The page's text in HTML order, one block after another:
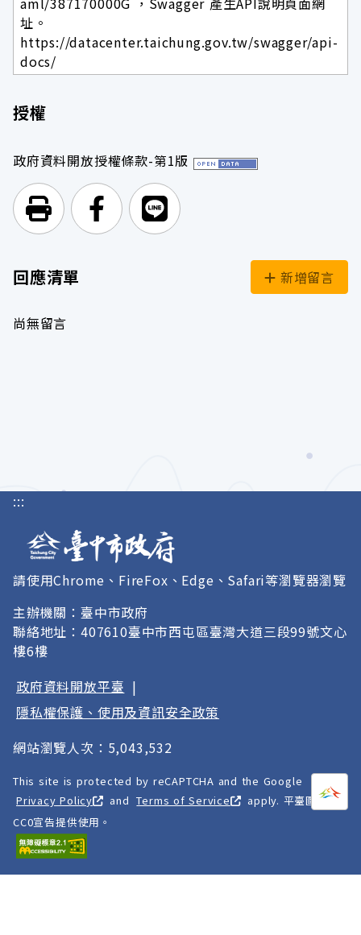
址。
https://datacenter.taichung.gov.tw/swagger/api-
docs/
授權
政府資料開放授權條款-第1版
列印頁面前往Facebook
前往Line
回應清單 新增留言
尚無留言
打開
:::
請使用Chrome、FireFox、Edge、Safari等瀏覽器瀏覽
主辦機關：臺中市政府
聯絡地址：407610臺中市西屯區臺灣大道三段99號文心
樓6樓
政府資料開放平臺 |
隱私權保護、使用及資訊安全政策
網站瀏覽人次：5,043,532
This site is protected by reCAPTCHA and the Google
Privacy Policy
and Terms of Service
apply. 平臺圖像以
CC0宣告提供使用。